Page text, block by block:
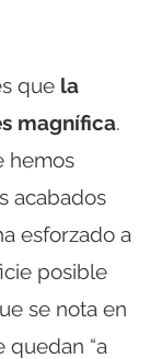
que la
magnífica.
hemos
acabados
esforzado a
posible
se nota en
quedan “a